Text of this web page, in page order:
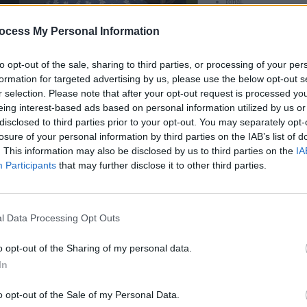
My Personal Information
opt-out of the sale, sharing to third parties, or processing of your
for targeted advertising by us, please use the below opt-out
selection. Please note that after your opt-out request is processed
interest-based ads based on personal information utilized by us
to third parties prior to your opt-out. You may separately
of your personal information by third parties on the IAB’s list of
This information may also be disclosed by us to third parties on the
Participants that may further disclose it to other third parties.
Data Processing Opt Outs
opt-out of the Sharing of my personal data.
opt-out of the Sale of my Personal Data.
menete:
a két diófél találkozásánál, hurkapálca helyén.
egy körlapot vágunk ki.
ledarabolunk egy 20 centiméteres rudat.
Figyeljünk arra, hogy a hurkapálcát a dióhoz közel érdemes megfogni, és akkor az
gyerek kinyújtott ujjai köré tekerek annyit, hogy megfelelő mennyiségű haja legyen majd a
a kicsi kezéről és a két mutatóujjával kérem, hogy feszítse meg. Ekkor az egyik
elkötöm.
kihúzzuk a fonalból, és megkérjük, hogy a keletkezett fonalhurkokat vágja el ollóval,
kicsinosítjuk, a hosszú szálakat levagdaljuk, és a baba fejének tetejére ragasztjuk úgy, hogy